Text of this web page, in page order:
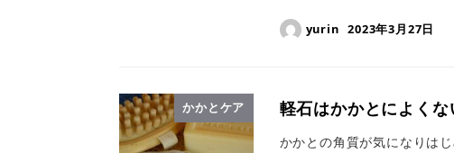
yurin 2023年3月27日
かかとケア 軽石はかかとによく
かかとの角質が気になりは